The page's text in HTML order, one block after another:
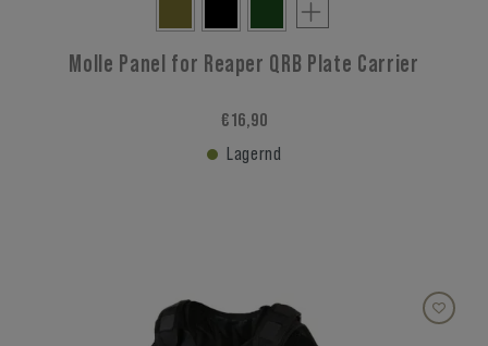
Molle Panel for Reaper QRB Plate Carrier
€ 16,90
Lagernd